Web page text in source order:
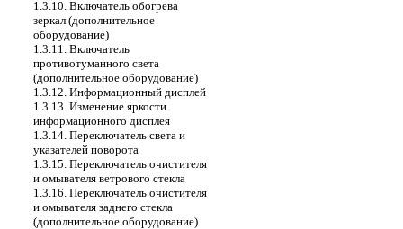
1.3.10. Включатель обогрева
зеркал (дополнительное
оборудование)
1.3.11. Включатель
противотуманного света
(дополнительное оборудование)
1.3.12. Информационный дисплей
1.3.13. Изменение яркости
информационного дисплея
1.3.14. Переключатель света и
указателей поворота
1.3.15. Переключатель очистителя
и омывателя ветрового стекла
1.3.16. Переключатель очистителя
и омывателя заднего стекла
(дополнительное оборудование)